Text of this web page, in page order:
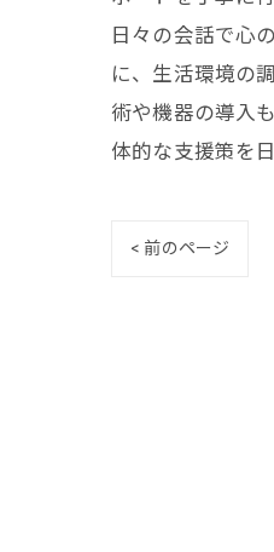
日々の会話で心
に、生活環境の
術や機器の導入
体的な支援策を
< 前のページ